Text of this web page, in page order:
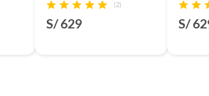
(2)
S/ 629 S/